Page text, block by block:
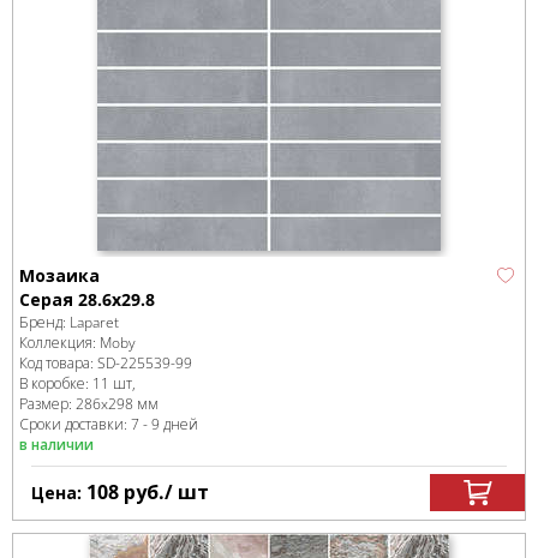
Мозаика
Серая 28.6x29.8
Бренд: Laparet
Коллекция: Moby
Код товара: SD-225539-99
В коробке: 11 шт,
Размер: 286x298 мм
Сроки доставки: 7 - 9 дней
в наличии
Цена: 108 руб./ шт